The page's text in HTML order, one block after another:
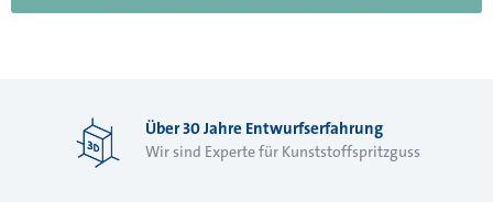
Über 30 Jahre Entwurfserfahrung
Wir sind Experte für Kunststoffspritzguss